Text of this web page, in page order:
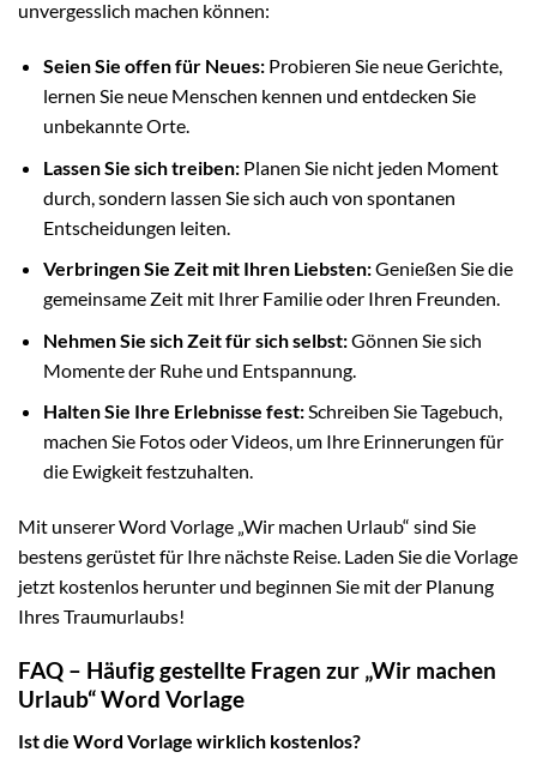
unvergesslich machen können:
Seien Sie offen für Neues:Probieren Sie neue Gerichte,
lernen Sie neue Menschen kennen und entdecken Sie
unbekannte Orte.
Lassen Sie sich treiben:Planen Sie nicht jeden Moment
durch, sondern lassen Sie sich auch von spontanen
Entscheidungen leiten.
Verbringen Sie Zeit mit Ihren Liebsten:Genießen Sie die
gemeinsame Zeit mit Ihrer Familie oder Ihren Freunden.
Nehmen Sie sich Zeit für sich selbst:Gönnen Sie sich
Momente der Ruhe und Entspannung.
Halten Sie Ihre Erlebnisse fest:Schreiben Sie Tagebuch,
machen Sie Fotos oder Videos, um Ihre Erinnerungen für
die Ewigkeit festzuhalten.
Mit unserer Word Vorlage „Wir machen Urlaub“ sind Sie
bestens gerüstet für Ihre nächste Reise. Laden Sie die Vorlage
jetzt kostenlos herunter und beginnen Sie mit der Planung
Ihres Traumurlaubs!
FAQ – Häufig gestellte Fragen zur „Wir machen
Urlaub“ Word Vorlage
Ist die Word Vorlage wirklich kostenlos?